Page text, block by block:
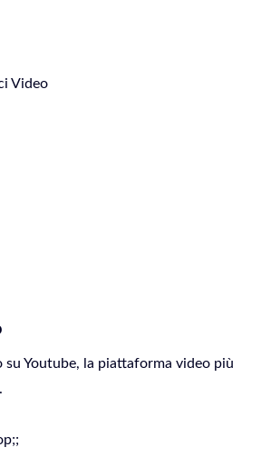
su Youtube, la piattaforma video più